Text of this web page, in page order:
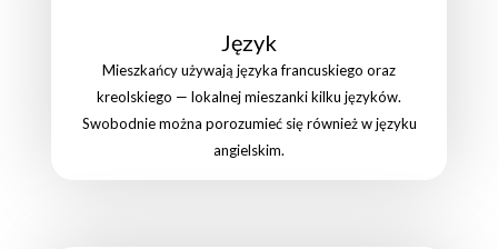
Język
Mieszkańcy używają języka francuskiego oraz
kreolskiego — lokalnej mieszanki kilku języków.
Swobodnie można porozumieć się również w języku
angielskim.